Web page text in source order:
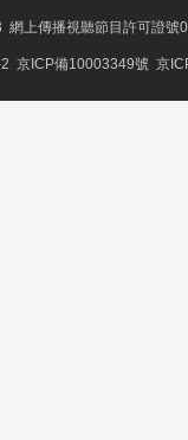
網上傳播視聽節目許可證
京ICP備10003349號 京